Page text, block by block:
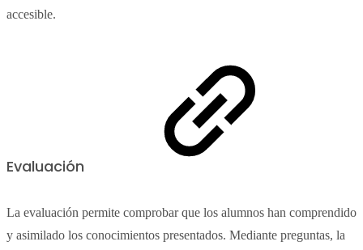
accesible.
Evaluación
La evaluación permite comprobar que los alumnos han comprendido
y asimilado los conocimientos presentados. Mediante preguntas, la